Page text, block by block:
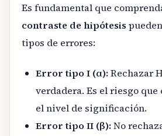
Es fundamental que
contraste de hipótesis
tipos de errores:
Error tipo I (α):Rechazar
verdadera. Es el riesgo
el nivel de significación.
Error tipo II (β):No